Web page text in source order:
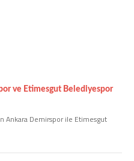
ve Etimesgut Belediyespor
Ankara Demirspor ile Etimesgut